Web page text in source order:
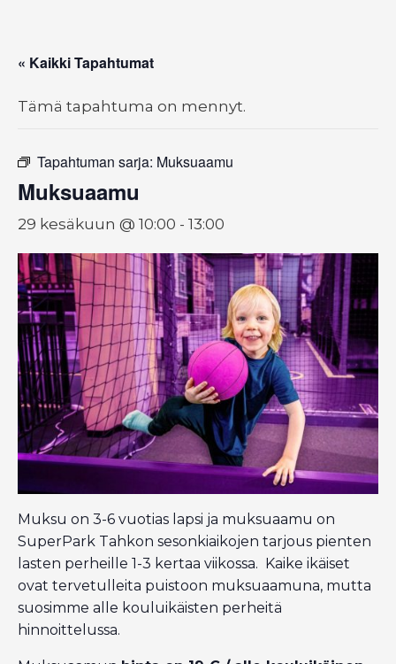
« Kaikki Tapahtumat
Tämä tapahtuma on mennyt.
Tapahtuman sarja: Muksuaamu
Muksuaamu
29 kesäkuun @ 10:00 - 13:00
Muksu on 3-6 vuotias lapsi ja muksuaamu on
SuperPark Tahkon sesonkiaikojen tarjous pienten
lasten perheille 1-3 kertaa viikossa. Kaike ikäiset
ovat tervetulleita puistoon muksuaamuna, mutta
suosimme alle kouluikäisten perheitä
hinnoittelussa.